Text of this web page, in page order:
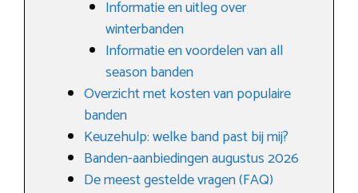
Informatie en uitleg over
winterbanden
Informatie en voordelen van all
season banden
Overzicht met kosten van populaire
banden
Keuzehulp: welke band past bij mij?
Banden-aanbiedingen augustus 2026
De meest gestelde vragen (FAQ)